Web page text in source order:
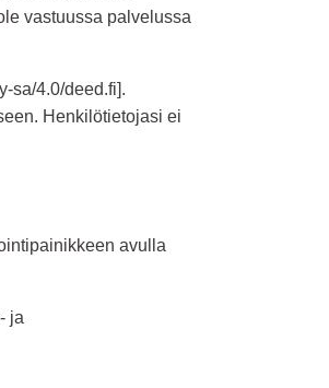
vastuussa palvelussa
sa/4.0/deed.fi].
Henkilötietojasi ei
avulla
ja